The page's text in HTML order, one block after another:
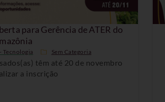
para Gerência de ATER do
Tecnologia Sem Categoria
têm até 20 de novembro
a inscrição